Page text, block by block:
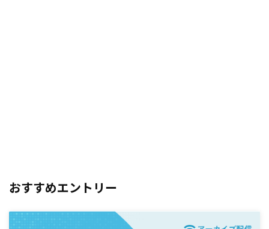
おすすめエントリー